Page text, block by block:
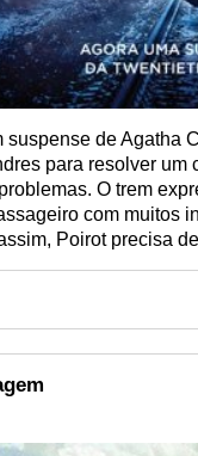
suspense de Agatha
para resolver
O trem
com muitos
Poirot precisa